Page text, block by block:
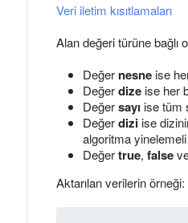
Veri iletim kısıtlamaları
Alan değeri türüne bağlı
Değer nesne ise
Değerdize ise her
Değersayı ise tüm
Değerdizi ise
algoritma yinelemeli
Değertrue, false
Aktarılan verilerin örneği: